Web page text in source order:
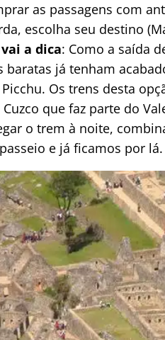
as passagens com
escolha seu destino
a dica: Como a saída
baratas já tenham
Os trens desta
que faz parte do
o trem à noite,
e já ficamos por lá.